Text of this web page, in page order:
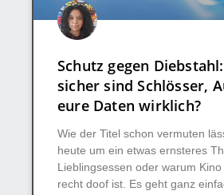
Schutz gegen
sicher sind Schlösser,
eure Daten wirklich?
Wie der Titel schon vermuten
heute um ein etwas ernsteres
Lieblingsessen oder warum
recht doof ist. Es geht ganz